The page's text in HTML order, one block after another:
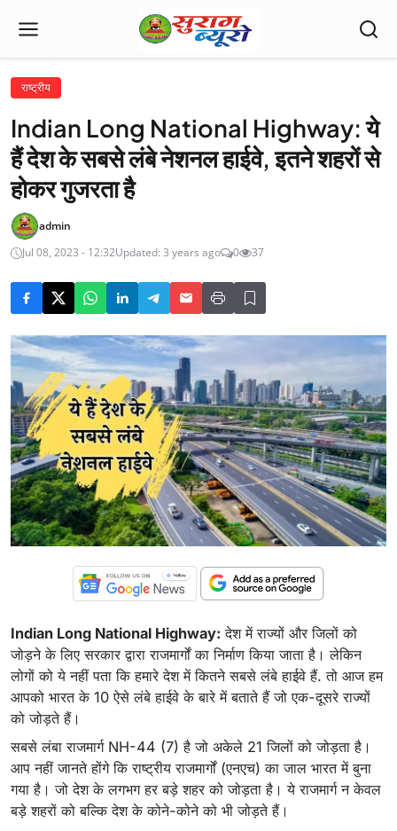
राष्ट्रीय
Indian Long National Highway: ये
हैं देश के सबसे लंबे नेशनल हाईवे, इतने शहरों से
होकर गुजरता है
admin
Jul 08, 2023 - 12:32Updated: 3 years ago 0 37
Indian Long National Highway: देश में राज्यों और जिलों को
जोड़ने के लिए सरकार द्वारा राजमार्गों का निर्माण किया जाता है। लेकिन
लोगों को ये नहीं पता कि हमारे देश में कितने सबसे लंबे हाईवे हैं. तो आज हम
आपको भारत के 10 ऐसे लंबे हाईवे के बारे में बताते हैं जो एक-दूसरे राज्यों
को जोड़ते हैं।
सबसे लंबा राजमार्ग NH-44 (7) है जो अकेले 21 जिलों को जोड़ता है।
आप नहीं जानते होंगे कि राष्ट्रीय राजमार्गों (एनएच) का जाल भारत में बुना
गया है। जो देश के लगभग हर बड़े शहर को जोड़ता है। ये राजमार्ग न केवल
बड़े शहरों को बल्कि देश के कोने-कोने को भी जोड़ते हैं।